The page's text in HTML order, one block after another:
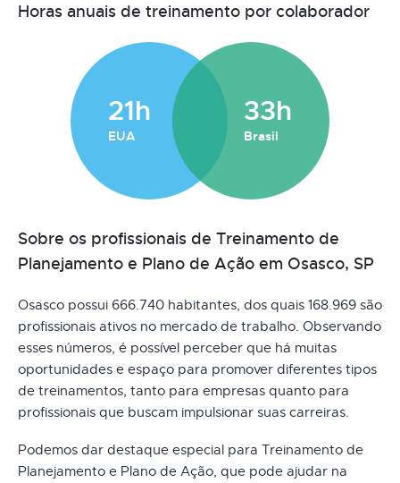
Horas anuais de treinamento por colaborador
21h
EUA
33h
Brasil
Sobre os profissionais de Treinamento de
Planejamento e Plano de Ação em Osasco, SP
Osasco possui 666.740 habitantes, dos quais 168.969 são
profissionais ativos no mercado de trabalho. Observando
esses números, é possível perceber que há muitas
oportunidades e espaço para promover diferentes tipos
de treinamentos, tanto para empresas quanto para
profissionais que buscam impulsionar suas carreiras.
Podemos dar destaque especial para Treinamento de
Planejamento e Plano de Ação, que pode ajudar na